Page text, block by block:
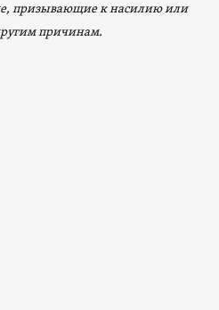
призывающие к насилию или
причинам.